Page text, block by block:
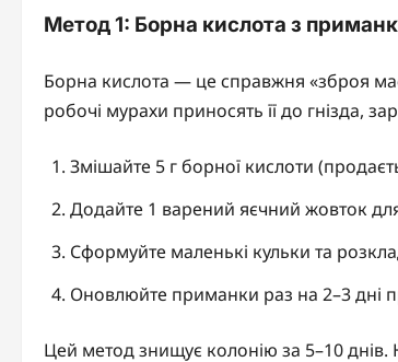
Метод 1: Борна кислота з
Борна кислота — це справжня «зброя
робочі мурахи приносять її до гнізда,
Змішайте 5 г борної кислоти
Додайте 1 варений яєчний жовток
Сформуйте маленькі кульки та
Оновлюйте приманки раз на 2–3 дні
Цей метод знищує колонію за 5–10 днів.